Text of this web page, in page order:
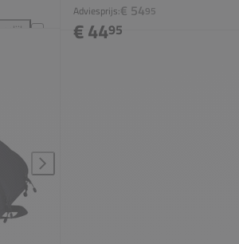
Adviesprijs:€ 5495
€ 4495